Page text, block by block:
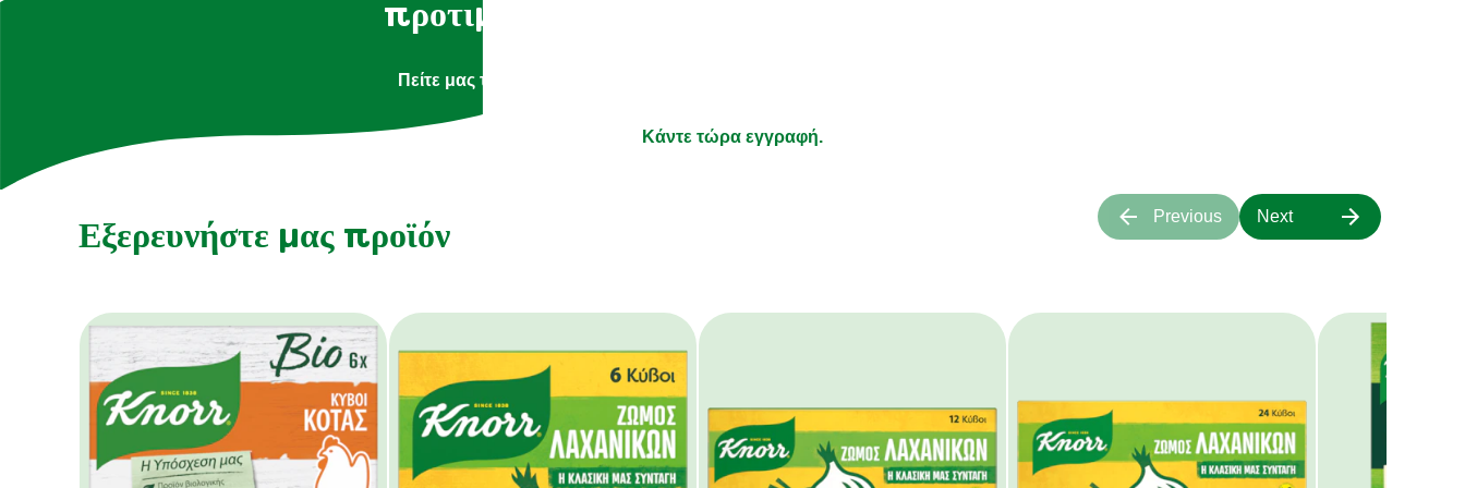
προτιμήσεις σας και νέα για τα προϊόντα μας;
Πείτε μας τι απολαμβάνετε να μαγειρεύετε και τα υπόλοιπα αφήστε τα πάνω μας.
Κάντε τώρα εγγραφή.
Εξερευνήστε μας προϊόν
Previous Next